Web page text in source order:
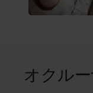
オクル